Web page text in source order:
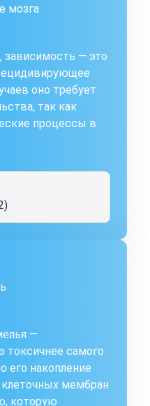
мозга
зависимость — это
оно требует
так как
процессы в
—
токсичнее самого
его накопление
мембран
которую